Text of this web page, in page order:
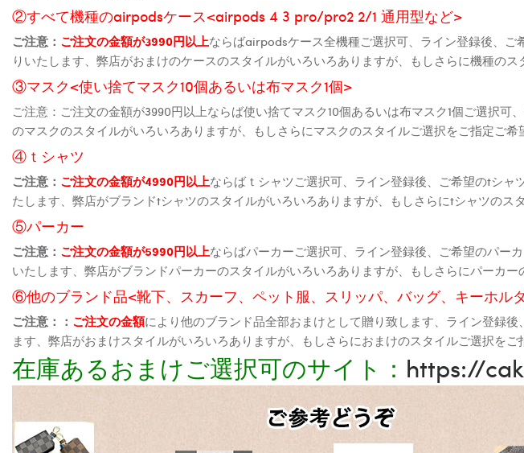
②すべて機種のairpodsケース<airpods 4 3 pro/pro2 2/1 通用型など>
ご注意： ご注文の金額が3990円以上ならばairpodsケース全機種ご選択可、ライン登録後、
りいたします、弊店がおまけのケースのスタイルがいろいろありますが、もしさらに機種の
③マスク<使い捨てマスク10個あるいは布マスク1個>
ご注意：ご注文の金額が3990円以上ならば使い捨てマスク10個あるいは布マスク1個ご選択
のマスクのスタイルがいろいろありますが、もしさらにマスクのスタイルご選択をご指定ご
④ｔシャツ
ご注意： ご注文の金額が4990円以上ならばｔシャツご選択可、ライン登録後、ご希望のtシ
たします、弊店がブランドtシャツのスタイルがいろいろありますが、もしさらにtシャツの
⑤パーカー
ご注意： ご注文の金額が5990円以上ならばパーカーご選択可、ライン登録後、ご希望のパー
いたします、弊店がブランドパーカーのスタイルがいろいろありますが、もしさらにパーカ
⑥他のブランド品<靴下、スカーフ、ペット服、スリッパ、バッグ、キーホル
ご注意：： ご注文の金額により他のブランド品全部おまけとして贈り致します、ライン登録
ます、弊店がおまけスタイルがいろいろありますが、もしさらにおまけのスタイルご選択を
在庫あるおまけご選択可のサイト： https://